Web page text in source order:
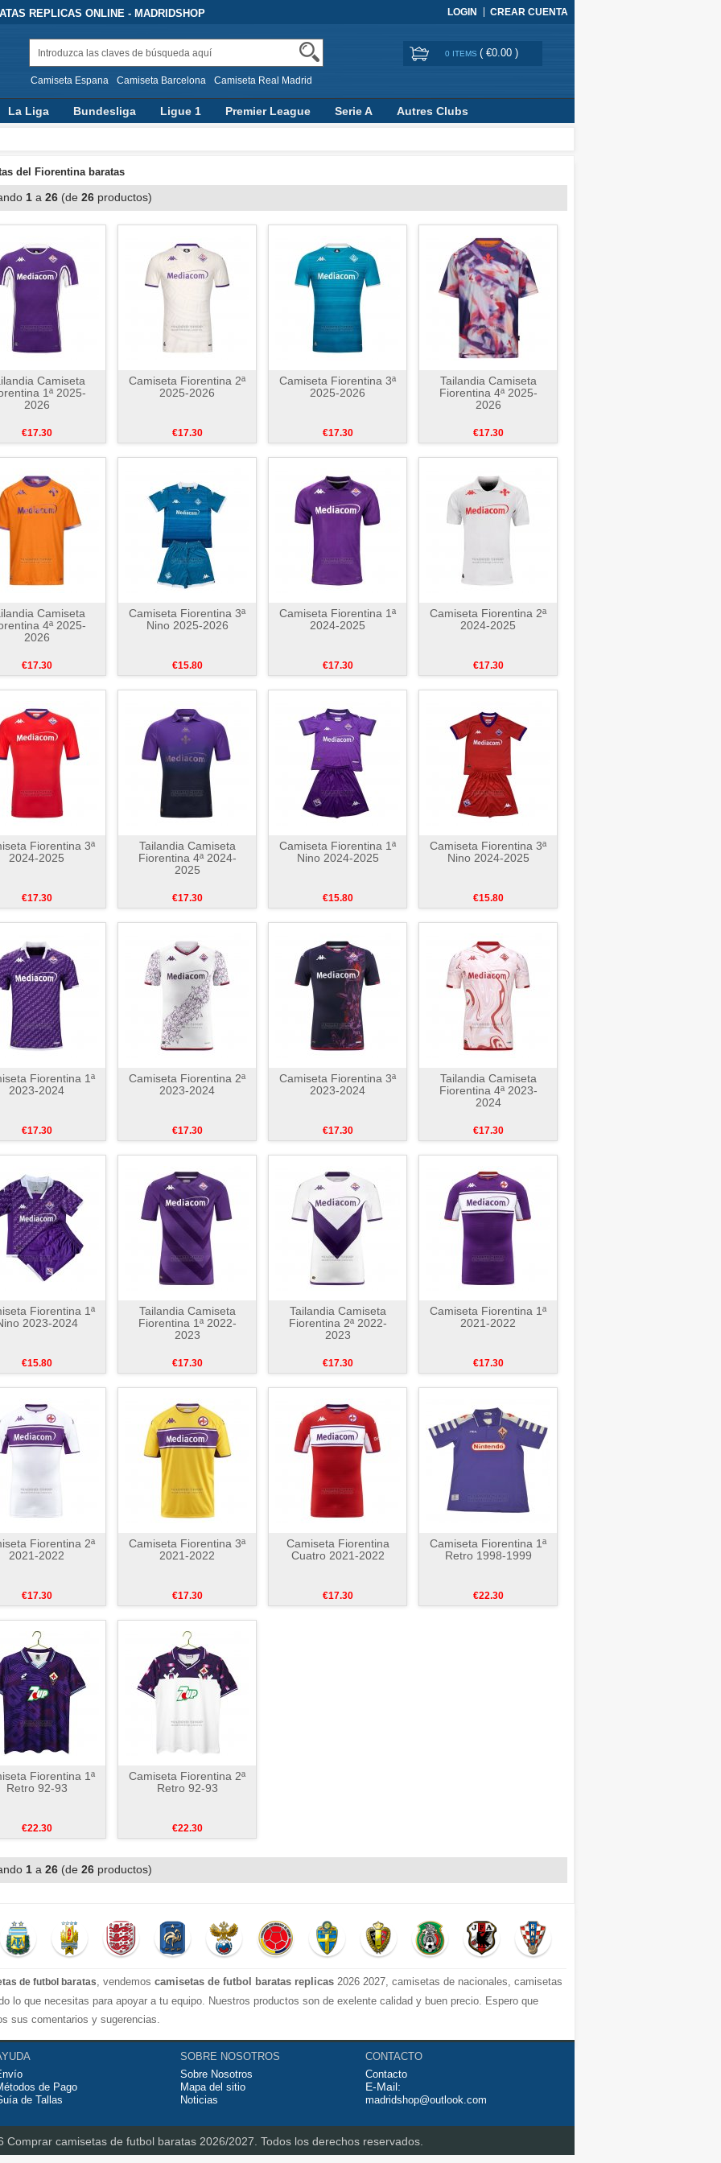
REPLICAS ONLINE - MADRIDSHOP LOGIN CREAR CUENTA
Camiseta Espana Camiseta Barcelona Camiseta Real Madrid
0 ITEMS ( €0.00 )
La Liga Bundesliga Ligue 1 Premier League Serie A Autres Clubs
del Fiorentina baratas
1 a 26 (de 26 productos)
Camiseta
1ª 2025-
2026
€17.30
Camiseta Fiorentina 2ª
2025-2026
€17.30
Camiseta Fiorentina 3ª
2025-2026
€17.30
Tailandia Camiseta
Fiorentina 4ª 2025-
2026
€17.30
Camiseta
4ª 2025-
2026
€17.30
Camiseta Fiorentina 3ª
Nino 2025-2026
€15.80
Camiseta Fiorentina 1ª
2024-2025
€17.30
Camiseta Fiorentina 2ª
2024-2025
€17.30
Fiorentina 3ª
2024-2025
€17.30
Tailandia Camiseta
Fiorentina 4ª 2024-
2025
€17.30
Camiseta Fiorentina 1ª
Nino 2024-2025
€15.80
Camiseta Fiorentina 3ª
Nino 2024-2025
€15.80
Fiorentina 1ª
2023-2024
€17.30
Camiseta Fiorentina 2ª
2023-2024
€17.30
Camiseta Fiorentina 3ª
2023-2024
€17.30
Tailandia Camiseta
Fiorentina 4ª 2023-
2024
€17.30
Fiorentina 1ª
2023-2024
€15.80
Tailandia Camiseta
Fiorentina 1ª 2022-
2023
€17.30
Tailandia Camiseta
Fiorentina 2ª 2022-
2023
€17.30
Camiseta Fiorentina 1ª
2021-2022
€17.30
Fiorentina 2ª
2021-2022
€17.30
Camiseta Fiorentina 3ª
2021-2022
€17.30
Camiseta Fiorentina
Cuatro 2021-2022
€17.30
Camiseta Fiorentina 1ª
Retro 1998-1999
€22.30
Fiorentina 1ª
Retro 92-93
€22.30
Camiseta Fiorentina 2ª
Retro 92-93
€22.30
1 a 26 (de 26 productos)
de futbol baratas, vendemos camisetas de futbol baratas replicas 2026 2027, camisetas de nacionales, camisetas
lo que necesitas para apoyar a tu equipo. Nuestros productos son de exelente calidad y buen precio. Espero que
sus comentarios y sugerencias.
de Pago
de Tallas
SOBRE NOSOTROS
Sobre Nosotros
Mapa del sitio
Noticias
CONTACTO
Contacto
E-Mail:
madridshop@outlook.com
Comprar camisetas de futbol baratas 2026/2027. Todos los derechos reservados.